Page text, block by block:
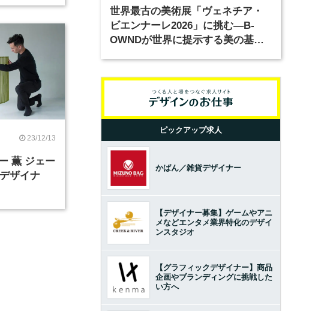
23/12/13
薫 ジェー
ザイナ
世界最古の美術展「ヴェネチア・
ビエンナーレ2026」に挑む―B-
OWNDが世界に提示する美の基準
ピックアップ求人
かばん／雑貨デザイナー
【デザイナー募集】ゲームやアニ
メなどエンタメ業界特化のデザイ
ンスタジオ
【グラフィックデザイナー】商品
企画やブランディングに挑戦した
い方へ